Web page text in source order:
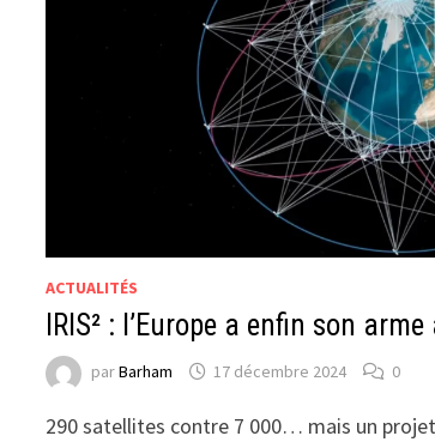
ACTUALITÉS
IRIS² : l’Europe a enfin son
parBarham 17 décembre 2024 0
290 satellites contre 7 000… mais un